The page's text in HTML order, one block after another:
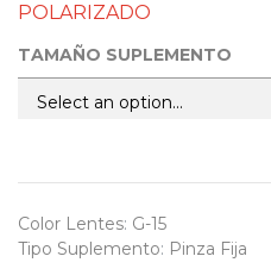
POLARIZADO
TAMAÑO SUPLEMENTO
Color Lentes: G-15
Tipo Suplemento: Pinza Fija